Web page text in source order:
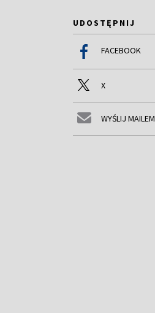
UDOSTĘPNIJ
FACEBOOK
X
WYŚLIJ MAILEM